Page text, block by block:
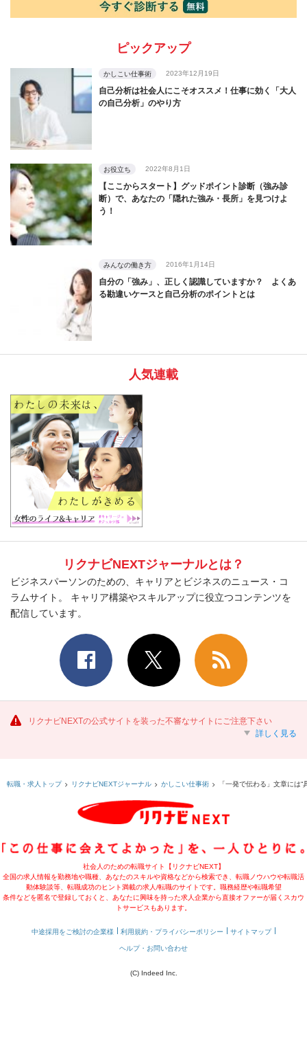
ピックアップ
かしこい仕事術 2023年12月19日
自己分析は社会人にこそオススメ！仕事に効く「大人
の自己分析」のやり方
お役立ち 2022年8月1日
【ここからスタート】グッドポイント診断（強み診
断）で、あなたの「隠れた強み・長所」を見つけよ
う！
みんなの働き方 2016年1月14日
自分の「強み」、正しく認識していますか？ よくあ
る勘違いケースと自己分析のポイントとは
人気連載
リクナビNEXTジャーナルとは？
ビジネスパーソンのための、キャリアとビジネスのニュース・コ
ラムサイト。 キャリア構築やスキルアップに役立つコンテンツを
配信しています。
リクナビNEXTの公式サイトを装った不審なサイトにご注意下さい
詳しく見る
転職・求人トップ リクナビNEXTジャーナル かしこい仕事術 「一発で伝わる」文章には“
社会人のための転職サイト【リクナビNEXT】
全国の求人情報を勤務地や職種、あなたのスキルや資格などから検索でき、転職ノウハウや転職活
動体験談等、転職成功のヒント満載の求人/転職のサイトです。職務経歴や転職希望
条件などを匿名で登録しておくと、あなたに興味を持った求人企業から直接オファーが届くスカウ
トサービスもあります。
中途採用をご検討の企業様 利用規約・プライバシーポリシー サイトマップ
ヘルプ・お問い合わせ
(C) Indeed Inc.